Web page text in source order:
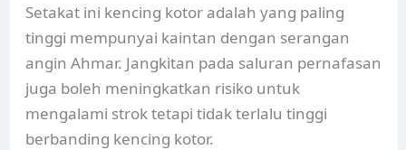
Setakat ini kencing kotor adalah yang paling
tinggi mempunyai kaintan dengan serangan
angin Ahmar. Jangkitan pada saluran pernafasan
juga boleh meningkatkan risiko untuk
mengalami strok tetapi tidak terlalu tinggi
berbanding kencing kotor.